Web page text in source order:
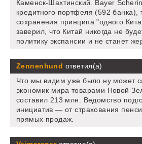
Каменск-Шахтинский. Bayer
кредитного портфеля (592 банка),
сохранения принципа "одного
заверил, что Китай никогда не
политику экспансии и не станет
Zennenhund ответил(а)
Что мы видим уже было ну может
экономик мира товарами Новой
составил 213 млн. Ведомство
инициатив — от страхования
прямых продаж.